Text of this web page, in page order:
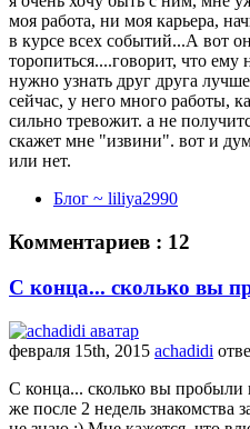
моя работа, ни моя карьера,
в курсе всех событий...А вот
торопиться....говорит, что
нужно узнать друг друга
сейчас, у него много работы,
сильно тревожит. а не
скажет мне "извини". вот и
или нет.
Блог ~ liliya2990
Комментариев : 12
С конца... сколько вы
февраля 15th, 2015 achadidi
С конца... сколько вы
же после 2 недель знакомства